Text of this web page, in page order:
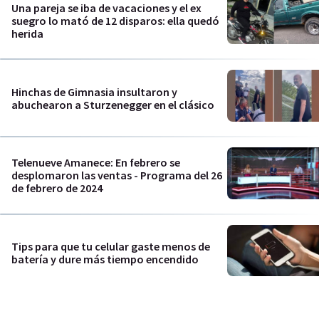
Una pareja se iba de vacaciones y el ex
suegro lo mató de 12 disparos: ella quedó
herida
Hinchas de Gimnasia insultaron y
abuchearon a Sturzenegger en el clásico
Telenueve Amanece: En febrero se
desplomaron las ventas - Programa del 26
de febrero de 2024
Tips para que tu celular gaste menos de
batería y dure más tiempo encendido